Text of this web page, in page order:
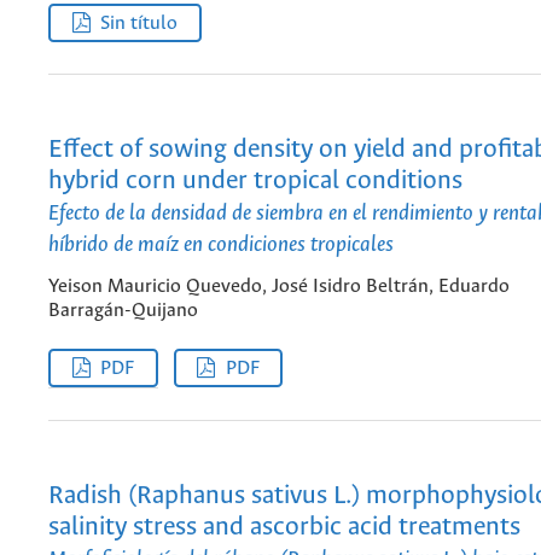
Sin título
Effect of sowing density on yield and
hybrid corn under tropical conditions
Efecto de la densidad de siembra en el rendimiento y
híbrido de maíz en condiciones tropicales
Yeison Mauricio Quevedo, José Isidro Beltrán, Eduardo
Barragán-Quijano
PDF PDF
Radish (Raphanus sativus L.)
salinity stress and ascorbic acid treatments